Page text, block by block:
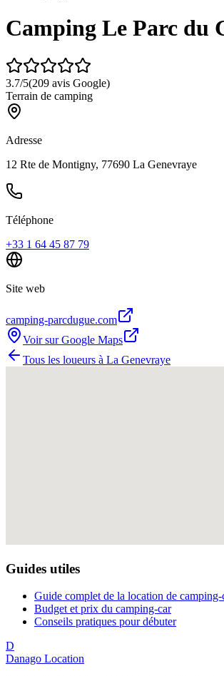
Camping Le Parc du
3.7/5(209 avis Google)
Terrain de camping
Adresse
12 Rte de Montigny, 77690 La Genevraye
Téléphone
+33 1 64 45 87 79
Site web
camping-parcdugue.com
Voir sur Google Maps
Tous les loueurs à La Genevraye
Guides utiles
Guide complet de la location de camping-
Budget et prix du camping-car
Conseils pratiques pour débuter
D
Danago Location